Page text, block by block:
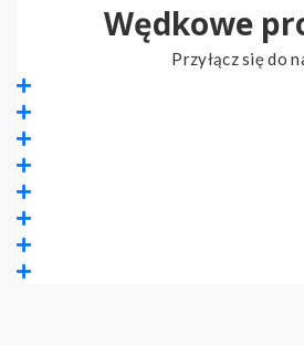
Wędkowe
Przyłącz się do
Ekipa Złotej Rączki
Rolnicza
FabLAB pracownia
M.A.M.O.
T.A.T.O.
Cichy Pokój
MDK – Mobilny